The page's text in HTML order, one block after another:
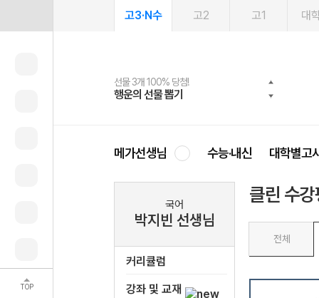
TOP
고3·N수 고2 고1 대
선물 3개 100% 당첨!
행운의 선물 뽑기
선물 100% 증정!
메가스터디 X 올리브
여름방학 스터디 캐시백
메가런 썸머스쿨
2027 러셀 단과
강사 공개선발
스마트러닝앱
설문 EVENT
메가패스
3일 무료 체험권
메가패스 수강생 무료혜택!
메가클럽 멤버십
사회공헌 캠페인
희망이룸 메가나눔
메가선생님 수능·내신 대학별고
국어
박지빈 선생님
커리큘럼
강좌 및 교재
클린 수강
전체